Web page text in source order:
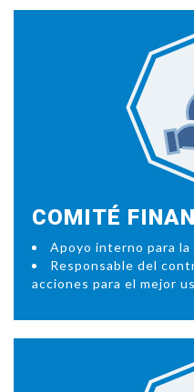
COMITÉ
Apoyo interno para la
Responsable del
acciones para el mejor